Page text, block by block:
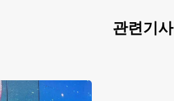
관련기사